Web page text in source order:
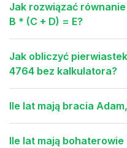
Jak rozwiązać równanie
B * (C + D) = E?
Jak obliczyć
4764 bez kalkulatora?
Ile lat mają bracia
Ile lat mają